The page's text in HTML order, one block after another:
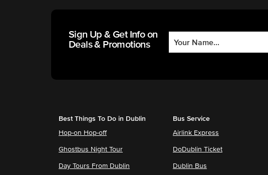
Sign Up & Get Info on
Deals & Promotions
Best Things To Do in Dublin
Hop-on Hop-off
Ghostbus Night Tour
Day Tours From Dublin
Bus Service
Airlink Express
DoDublin Ticket
Dublin Bus